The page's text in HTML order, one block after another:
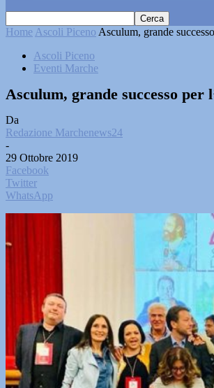
Home Ascoli Piceno Asculum, grande
Ascoli Piceno
Eventi Marche
Asculum, grande successo per
Da
Redazione Marchenews24
-
29 Ottobre 2019
Facebook
Twitter
WhatsApp